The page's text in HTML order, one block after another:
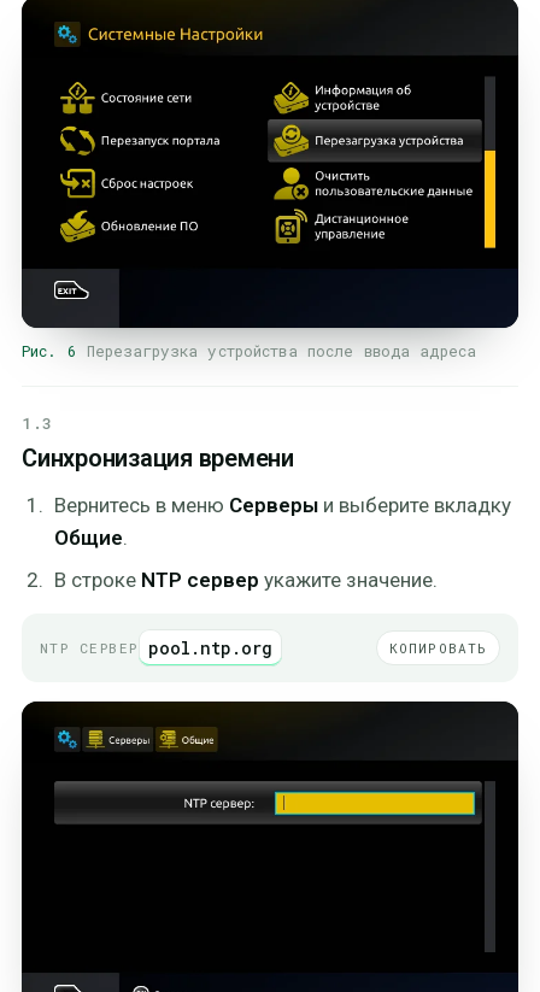
Рис. 6 Перезагрузка устройства после ввода адреса
1.3
Синхронизация времени
Вернитесь в меню Серверыи выберите вкладку
Общие.
В строке NTP сервер укажите значение.
NTP СЕРВЕР pool.ntp.org КОПИРОВАТЬ